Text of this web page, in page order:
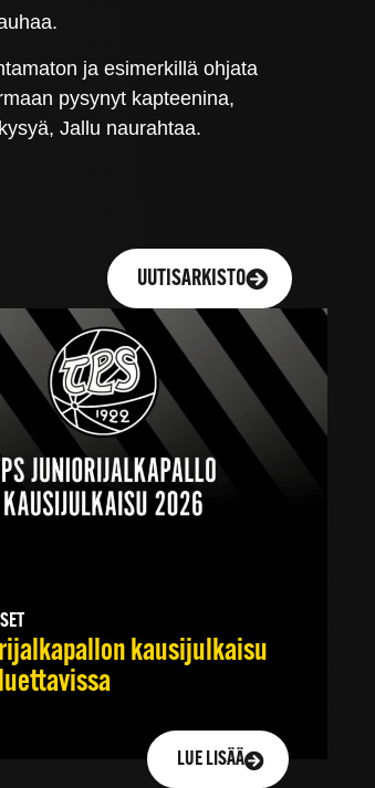
ja esimerkillä ohjata
pysynyt kapteenina,
Jallu naurahtaa.
UUTISARKISTO
kausijulkaisu
LUE LISÄÄ